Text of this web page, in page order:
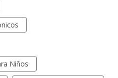
Niños